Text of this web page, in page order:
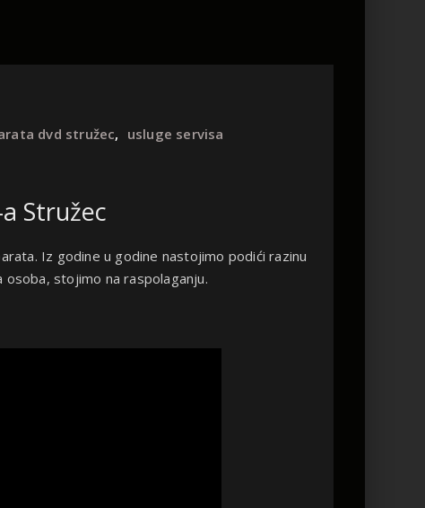
dvd stružec, usluge servisa
Stružec
Iz godine u godine nastojimo podići razinu
osoba, stojimo na raspolaganju.